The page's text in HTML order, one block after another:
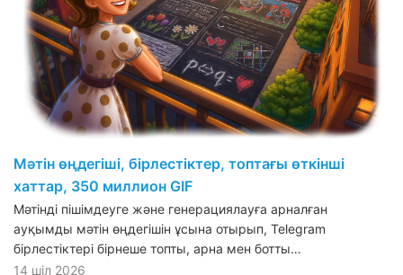
Мәтін өңдегіші, бірлестіктер, топтағы өткінші
хаттар, 350 миллион GIF
Мәтінді пішімдеуге және генерациялауға арналған
ауқымды мәтін өңдегішін ұсына отырып, Telegram
бірлестіктері бірнеше топты, арна мен ботты…
14 шіл 2026